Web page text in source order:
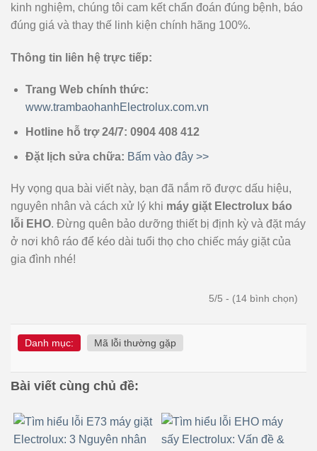
kinh nghiệm, chúng tôi cam kết chẩn đoán đúng bệnh, báo
đúng giá và thay thế linh kiện chính hãng 100%.
Thông tin liên hệ trực tiếp:
Trang Web chính thức:
www.trambaohanhElectrolux.com.vn
Hotline hỗ trợ 24/7: 0904 408 412
Đặt lịch sửa chữa: Bấm vào đây >>
Hy vọng qua bài viết này, bạn đã nắm rõ được dấu hiệu,
nguyên nhân và cách xử lý khi máy giặt Electrolux báo
lỗi EHO. Đừng quên bảo dưỡng thiết bị định kỳ và đặt máy
ở nơi khô ráo để kéo dài tuổi thọ cho chiếc máy giặt của
gia đình nhé!
5/5 - (14 bình chọn)
Danh mục: Mã lỗi thường gặp
Bài viết cùng chủ đề: